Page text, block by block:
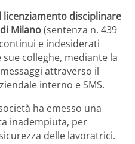
disciplinare
Milano(sentenza n. 439
e indesiderati
colleghe, mediante la
attraverso il
interno e SMS.
ha emesso una
inadempiuta, per
delle lavoratrici.